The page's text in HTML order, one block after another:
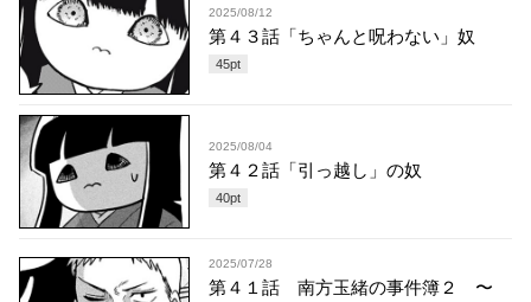
2025/08/12
第４３話「ちゃんと呪わない」奴
45pt
2025/08/04
第４２話「引っ越し」の奴
40pt
2025/07/28
第４１話 南方玉緒の事件簿２ 〜